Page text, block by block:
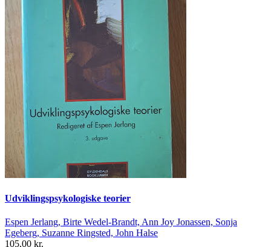
Udviklingspsykologiske teorier
Espen Jerlang, Birte Wedel-Brandt, Ann Joy Jonassen, Sonja
Egeberg, Suzanne Ringsted, John Halse
105,00 kr.